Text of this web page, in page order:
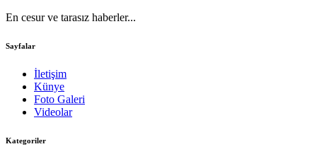
En cesur ve tarasız haberler...
Sayfalar
İletişim
Künye
Foto Galeri
Videolar
Kategoriler